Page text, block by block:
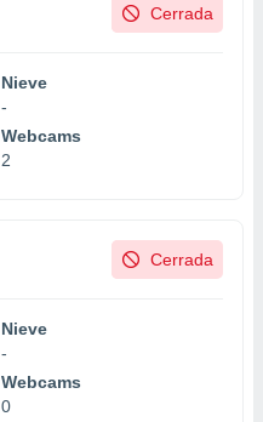
Cerrada
Nieve
-
Webcams
2
Cerrada
Nieve
-
Webcams
0